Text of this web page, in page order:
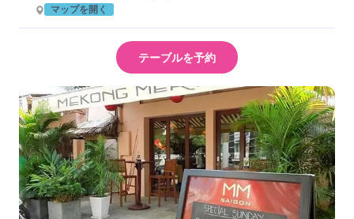
マップを開く
テーブルを予約